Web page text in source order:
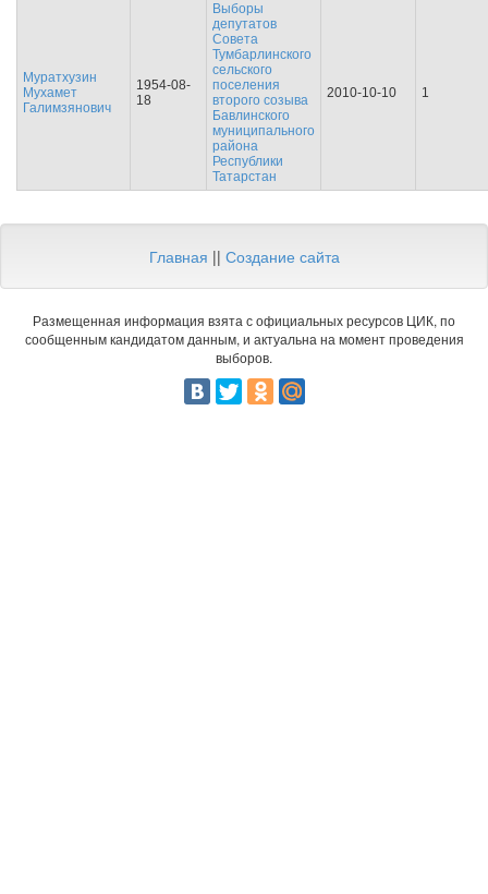
Муратхузин
Мухамет
Галимзянович
1954-08-
18
Выборы
депутатов
Совета
Тумбарлинского
сельского
поселения
второго созыва
Бавлинского
муниципального
района
Республики
Татарстан
2010-10-10 1
Главная || Создание сайта
Размещенная информация взята с официальных ресурсов ЦИК, по
сообщенным кандидатом данным, и актуальна на момент проведения
выборов.